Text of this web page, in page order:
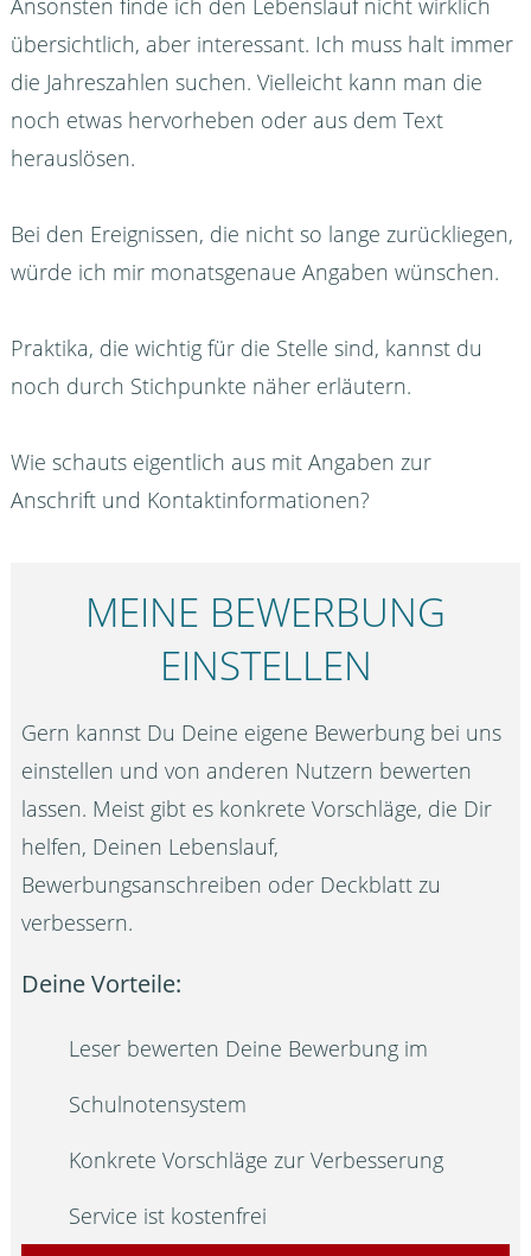
Ansonsten finde ich den Lebenslauf nicht wirklich
übersichtlich, aber interessant. Ich muss halt immer
die Jahreszahlen suchen. Vielleicht kann man die
noch etwas hervorheben oder aus dem Text
herauslösen.
Bei den Ereignissen, die nicht so lange zurückliegen,
würde ich mir monatsgenaue Angaben wünschen.
Praktika, die wichtig für die Stelle sind, kannst du
noch durch Stichpunkte näher erläutern.
Wie schauts eigentlich aus mit Angaben zur
Anschrift und Kontaktinformationen?
MEINE BEWERBUNG
EINSTELLEN
Gern kannst Du Deine eigene Bewerbung bei uns
einstellen und von anderen Nutzern bewerten
lassen. Meist gibt es konkrete Vorschläge, die Dir
helfen, Deinen Lebenslauf,
Bewerbungsanschreiben oder Deckblatt zu
verbessern.
Deine Vorteile:
Leser bewerten Deine Bewerbung im
Schulnotensystem
Konkrete Vorschläge zur Verbesserung
Service ist kostenfrei